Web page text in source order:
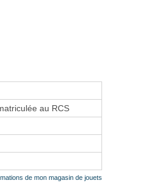
au RCS
de mon magasin de jouets